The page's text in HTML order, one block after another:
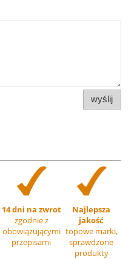
wyślij
14 dni na zwrot
zgodnie z
obowiązującymi
przepisami
Najlepsza
jakość
topowe marki,
sprawdzone
produkty